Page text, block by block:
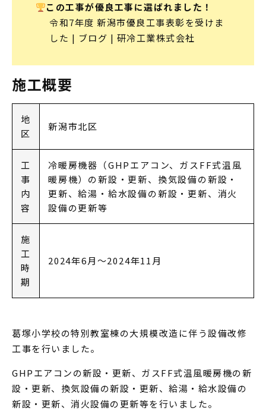
この工事が優良工事に選ばれました！
令和7年度 新潟市優良工事表彰を受けま
した | ブログ | 研冷工業株式会社
施工概要
地
区
新潟市北区
工
事
内
容
冷暖房機器（GHPエアコン、ガスFF式温風
暖房機）の新設・更新、換気設備の新設・
更新、給湯・給水設備の新設・更新、消火
設備の更新等
施
工
時
期
2024年6月～2024年11月
葛塚小学校の特別教室棟の大規模改造に伴う設備改修
工事を行いました。
GHPエアコンの新設・更新、ガスFF式温風暖房機の新
設・更新、換気設備の新設・更新、給湯・給水設備の
新設・更新、消火設備の更新等を行いました。